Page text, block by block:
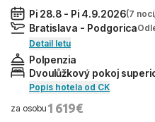
Pi 28.8 - Pi 4.9.2026(7
Bratislava - Podgorica
Detail letu
Polpenzia
Dvoulůžkový pokoj
Popis hotela od CK
za osobu 1 619 €